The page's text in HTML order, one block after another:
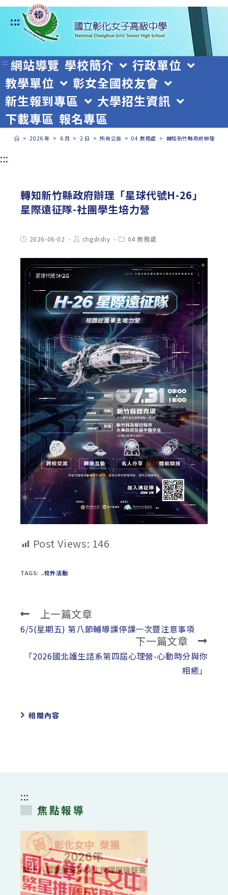
跳
轉
至
主
要
內
容
:::
::: 網站導覽 學校簡介
行政單位
教學單位
彰女全國校友會
新生報到專區
大學招生資訊
下載專區 報名專區
> 2026 年 > 6 月 > 2 日 > 所有公告 > 04.教務處 > 轉知新竹縣政府辦理「
:::
轉知新竹縣政府辦理「星球代號H-26」
星際遠征隊-社團學生培力營
Post2026-06-02
Post
author:
chgshshy
Post04.教務處
Post Views: 146
TAGS: ..校外活動
Read
more
上一篇文章
6/5(星期五) 第八節輔導課停課一次暨注意事項
下一篇文章
「2026國北護生諮系第四屆心理營-心動時分與你
相癒」
相關內容
:::
焦點報導